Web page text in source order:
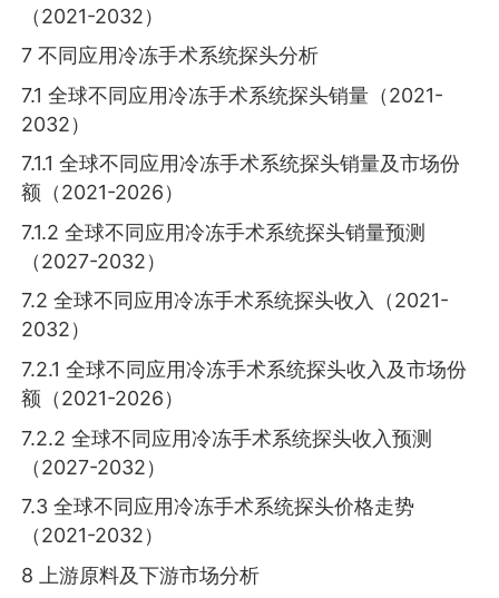
（2021-2032）
7 不同应用冷冻手术系统探头分析
7.1 全球不同应用冷冻手术系统探头销量（2021-
2032）
7.1.1 全球不同应用冷冻手术系统探头销量及市场份
额（2021-2026）
7.1.2 全球不同应用冷冻手术系统探头销量预测
（2027-2032）
7.2 全球不同应用冷冻手术系统探头收入（2021-
2032）
7.2.1 全球不同应用冷冻手术系统探头收入及市场份
额（2021-2026）
7.2.2 全球不同应用冷冻手术系统探头收入预测
（2027-2032）
7.3 全球不同应用冷冻手术系统探头价格走势
（2021-2032）
8 上游原料及下游市场分析